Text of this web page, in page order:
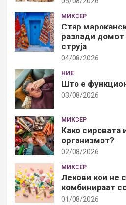
МИКСЕР
Стар
разлади
струја
04/08/2026
НИЕ
Што е
03/08/2026
МИКСЕР
Како сировата
организмот?
02/08/2026
МИКСЕР
Лекови кои не
комбинираат
01/08/2026